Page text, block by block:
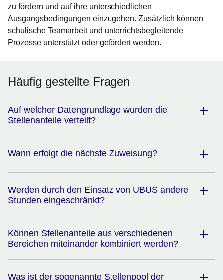
zu fördern und auf ihre unterschiedlichen
Ausgangsbedingungen einzugehen. Zusätzlich können
schulische Teamarbeit und unterrichtsbegleitende
Prozesse unterstützt oder gefördert werden.
Häufig gestellte Fragen
Auf welcher Datengrundlage wurden die
Stellenanteile verteilt?
Wann erfolgt die nächste Zuweisung?
Werden durch den Einsatz von UBUS andere
Stunden eingeschränkt?
Können Stellenanteile aus verschiedenen
Bereichen miteinander kombiniert werden?
Was ist der sogenannte Stellenpool der